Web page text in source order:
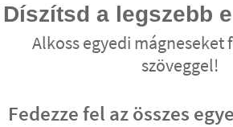
Díszítsd a legszebb
Alkoss egyedi mágneseket
szöveggel!
Fedezze fel az összes